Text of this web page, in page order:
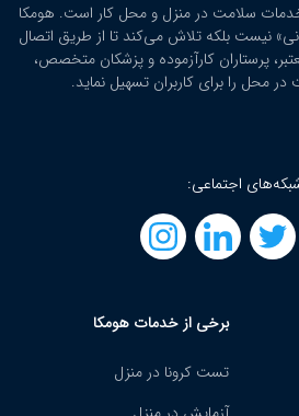
سلامت در منزل و محل کار است. هومکا
نیست بلکه تلاش می‌کند تا از طریق اتصال
پرستاران کارآزموده و پزشکان متخصص،
محل را برای کاربران تسهیل نماید.
اجتماعی:
برخی از خدمات هومکا
تست کرونا در منزل